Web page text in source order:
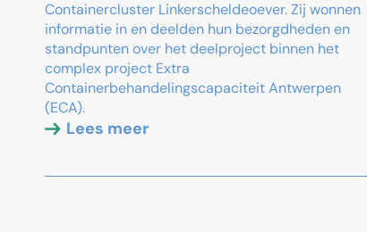
Containercluster Linkerscheldeoever. Zij wonnen
informatie in en deelden hun bezorgdheden en
standpunten over het deelproject binnen het
complex project Extra
Containerbehandelingscapaciteit Antwerpen
(ECA).
Lees meer